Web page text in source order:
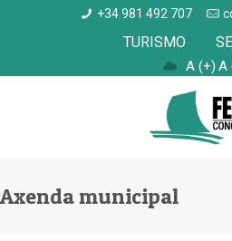
+34 981 492 707
TURISMO
A (+) A
Axenda municipal